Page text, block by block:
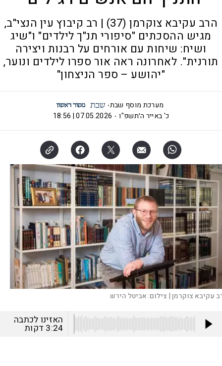
הרב עקיבא צוקרמן (37) | רב קיבוץ עין הנצי"ב,
מגיש ההסכתים "סיפורי תנ"ך לילדים" ו"שיג
ושיח: שיחות עם אורחים על רבנות ויצירה
תורנית". לאחרונה ראה אור ספרו לילדים ונוער,
"יהושע – ספר הניצחון"
מערכת מוסף שבת
כ' באייר ה׳תשפ"ו
07.05.2026 | 18:56
עקיבא צוקרמן | צילום:אביטל הירש
האזינו לכתבה
3:24 דקות